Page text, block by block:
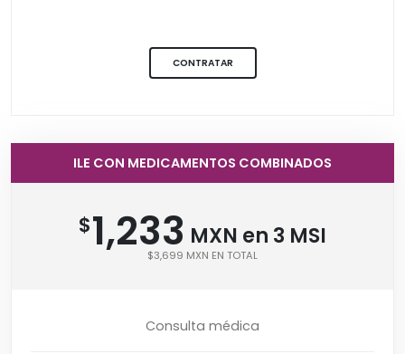
CONTRATAR
ILE CON MEDICAMENTOS COMBINADOS
$1,233 MXN en 3 MSI
$3,699 MXN EN TOTAL
Consulta médica